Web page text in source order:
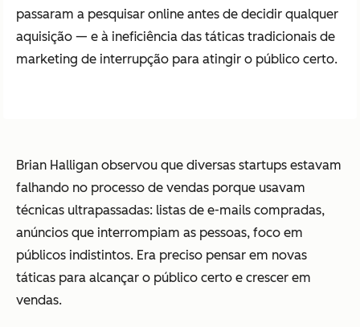
passaram a pesquisar online antes de decidir qualquer
aquisição — e à ineficiência das táticas tradicionais de
marketing de interrupção para atingir o público certo.
Brian Halligan observou que diversas startups estavam
falhando no processo de vendas porque usavam
técnicas ultrapassadas: listas de e-mails compradas,
anúncios que interrompiam as pessoas, foco em
públicos indistintos. Era preciso pensar em novas
táticas para alcançar o público certo e crescer em
vendas.